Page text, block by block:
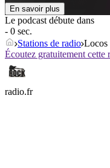
En savoir plus
Le podcast débute dans
- 0 sec.
Stations de radio Locos
Écoutez gratuitement cette
radio.fr